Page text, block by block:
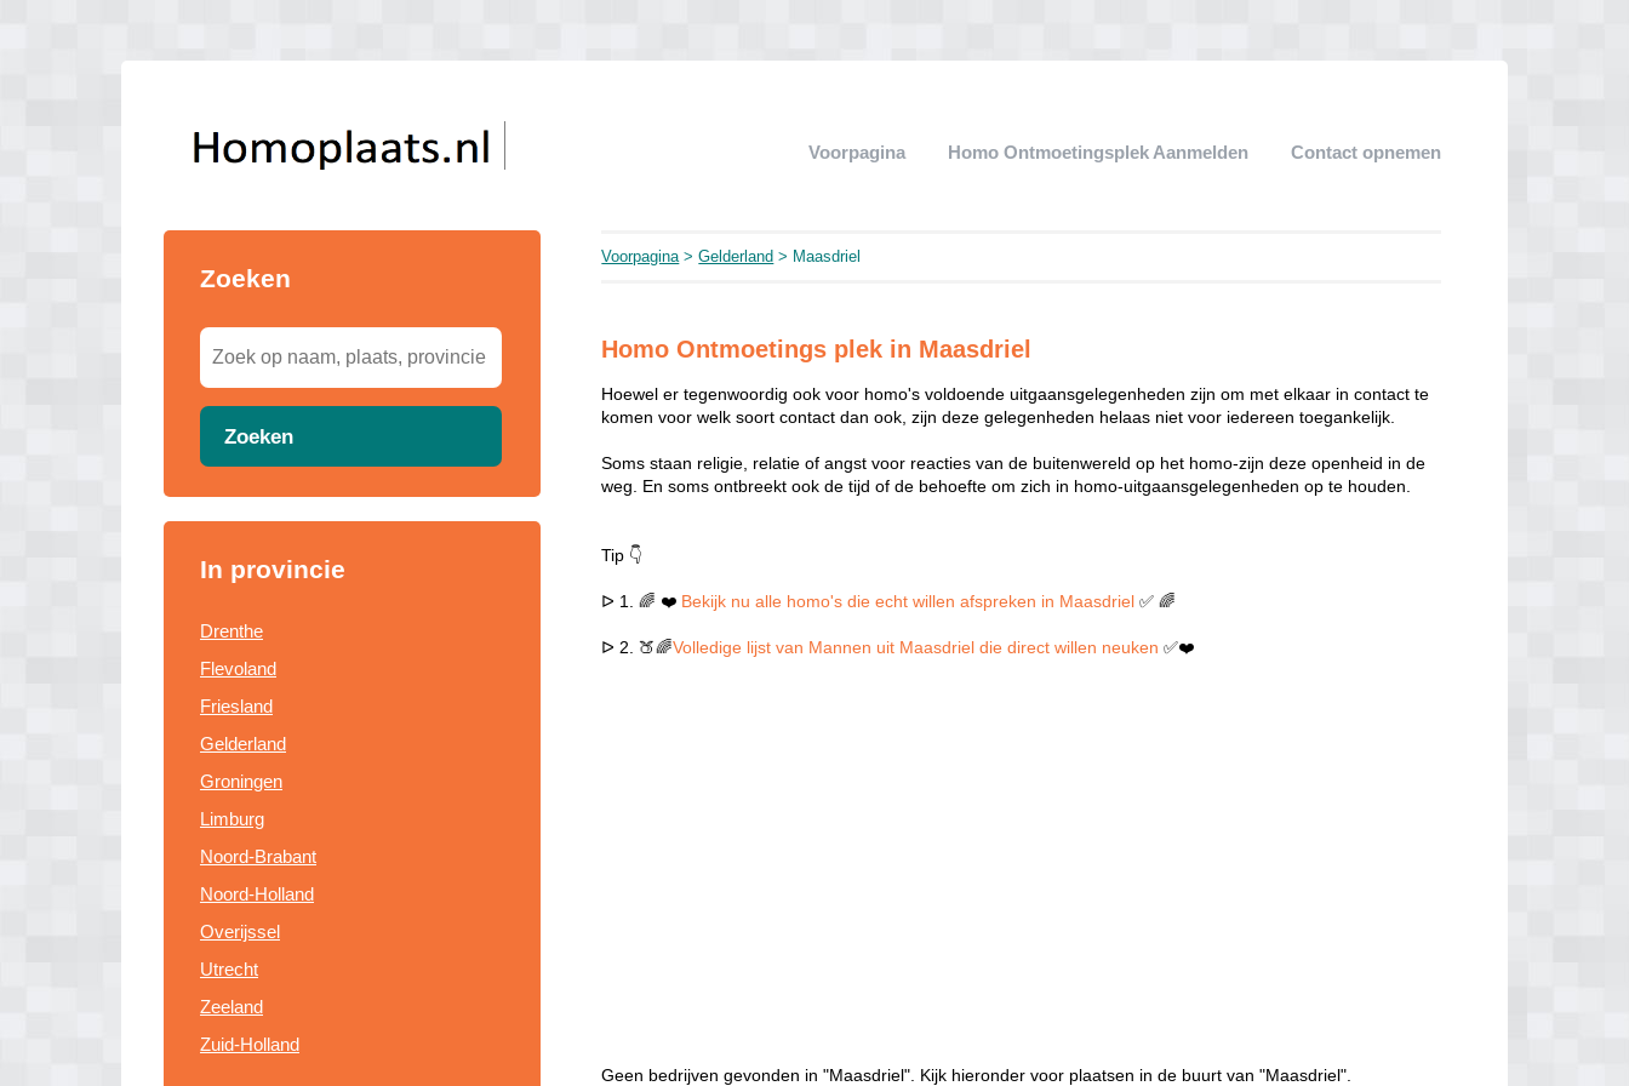
Voorpagina Homo Ontmoetingsplek Aanmelden Contact opnemen
Zoeken
Zoeken
In provincie
Drenthe
Flevoland
Friesland
Gelderland
Groningen
Limburg
Noord-Brabant
Noord-Holland
Overijssel
Utrecht
Zeeland
Zuid-Holland
Voorpagina>Gelderland > Maasdriel
Homo Ontmoetings plek in Maasdriel
Hoewel er tegenwoordig ook voor homo's voldoende uitgaansgelegenheden zijn om met elkaar in contact te
komen voor welk soort contact dan ook, zijn deze gelegenheden helaas niet voor iedereen toegankelijk.
Soms staan religie, relatie of angst voor reacties van de buitenwereld op het homo-zijn deze openheid in de
weg. En soms ontbreekt ook de tijd of de behoefte om zich in homo-uitgaansgelegenheden op te houden.
Tip 👇
ᐅ 1. 🌈 ❤️ Bekijk nu alle homo's die echt willen afspreken in Maasdriel ✅ 🌈
ᐅ 2. 🍑🌈Volledige lijst van Mannen uit Maasdriel die direct willen neuken✅❤️
Geen bedrijven gevonden in "Maasdriel". Kijk hieronder voor plaatsen in de buurt van "Maasdriel".